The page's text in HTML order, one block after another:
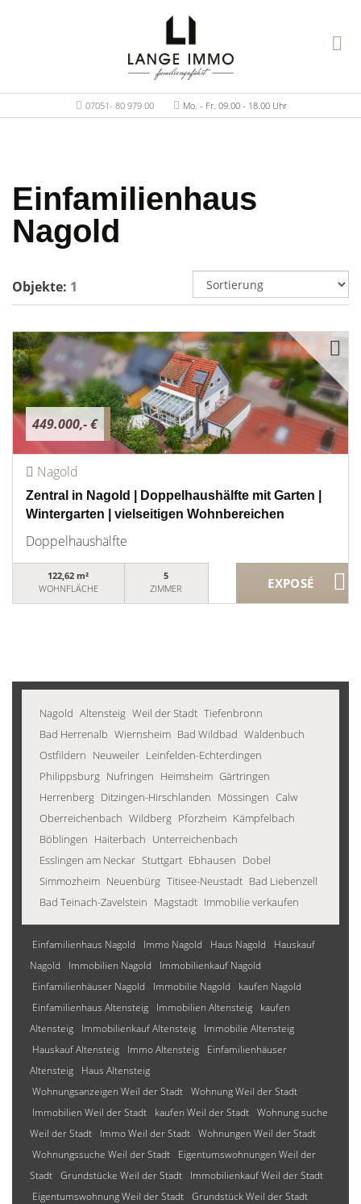
07051- 80 979 00 Mo. - Fr. 09.00 - 18.00 Uhr
Einfamilienhaus
Nagold
Objekte: 1
449.000,- €
Nagold
Zentral in Nagold | Doppelhaushälfte mit Garten |
Wintergarten | vielseitigen Wohnbereichen
Doppelhaushälfte
122,62 m²
WOHNFLÄCHE
5
ZIMMER
Nagold Altensteig Weil der Stadt Tiefenbronn
Bad Herrenalb Wiernsheim Bad Wildbad Waldenbuch
Ostfildern Neuweiler Leinfelden-Echterdingen
Philippsburg Nufringen Heimsheim Gärtringen
Herrenberg Ditzingen-Hirschlanden Mössingen Calw
Oberreichenbach Wildberg Pforzheim Kämpfelbach
Böblingen Haiterbach Unterreichenbach
Esslingen am Neckar Stuttgart Ebhausen Dobel
Simmozheim Neuenbürg Titisee-Neustadt Bad Liebenzell
Bad Teinach-Zavelstein Magstadt Immobilie verkaufen
Einfamilienhaus Nagold Immo Nagold Haus Nagold
Hauskauf
Nagold
Immobilien Nagold
Immobilienkauf Nagold
Einfamilienhäuser Nagold
Immobilie Nagold
kaufen Nagold
Einfamilienhaus Altensteig
Immobilien Altensteig
kaufen
Altensteig
Immobilienkauf Altensteig
Immobilie Altensteig
Hauskauf Altensteig
Immo Altensteig
Einfamilienhäuser
Altensteig
Haus Altensteig
Wohnungsanzeigen Weil der Stadt Wohnung Weil der Stadt
Immobilien Weil der Stadt
kaufen Weil der Stadt Wohnung suche
Weil der Stadt
Immo Weil der Stadt Wohnungen Weil der Stadt
Wohnungssuche Weil der Stadt
Eigentumswohnungen Weil der
Stadt Grundstücke Weil der Stadt
Immobilienkauf Weil der Stadt
Eigentumswohnung Weil der Stadt Grundstück Weil der Stadt